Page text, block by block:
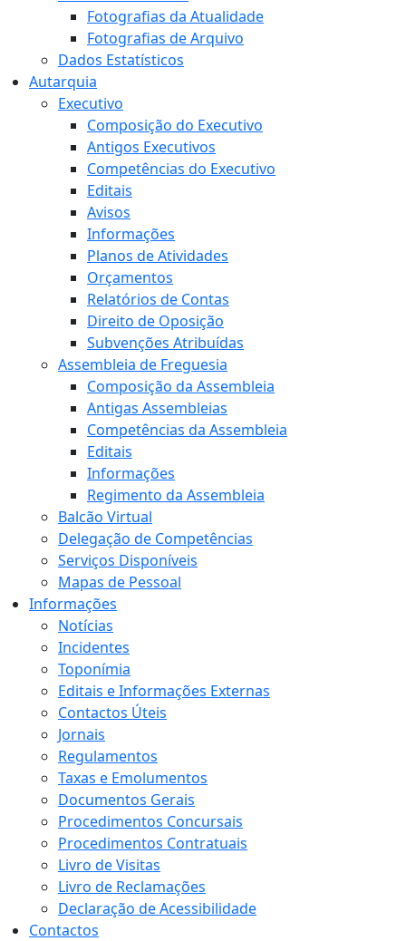
Fotografias da Atualidade
Fotografias de Arquivo
Dados Estatísticos
Autarquia
Executivo
Composição do Executivo
Antigos Executivos
Competências do Executivo
Editais
Avisos
Informações
Planos de Atividades
Orçamentos
Relatórios de Contas
Direito de Oposição
Subvenções Atribuídas
Assembleia de Freguesia
Composição da Assembleia
Antigas Assembleias
Competências da Assembleia
Editais
Informações
Regimento da Assembleia
Balcão Virtual
Delegação de Competências
Serviços Disponíveis
Mapas de Pessoal
Informações
Notícias
Incidentes
Toponímia
Editais e Informações Externas
Contactos Úteis
Jornais
Regulamentos
Taxas e Emolumentos
Documentos Gerais
Procedimentos Concursais
Procedimentos Contratuais
Livro de Visitas
Livro de Reclamações
Declaração de Acessibilidade
Contactos